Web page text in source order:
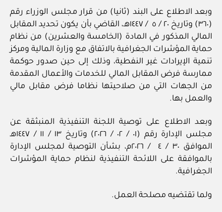
وبعد الاطلاع على البند (ثانيا) من قرار مجلس الوزراء رقم
(٣٦٠) وتاريخ ٢٠ / ‏٥ ‏ / ١٤٤٧هـ، القاضي بأن يكون تحديد المقابل
المالي ‏المذكور في المادة (الخامسة والعشرين) من نظام
حماية المؤشرات الجغرافية بالاتفاق مع وزارة المالية ومركز
تنمية الإيرادات غير النفطية، وذلك إلى حين صدور حوكمة
ممارسة فرض المقابل المالي للخدمات والأعمال المقدمة
من الجهات التي من صلاحيتها نظاما فرض مقابل مالي
والعمل بها.
وبعد الاطلاع على توصية اللجنة التنفيذية المنبثقة عن
مجلس الإدارة رقم (٠١ / ‏٠٢‏‏ / ٢٠٢٦) وتاريخ ١٣ / ‏١١ / ١٤٤٧هـ
الموافق ٣٠ / ‏٤ ‏ / ٢٠٢٦م، بشأن التوصية لمجلس الإدارة
بالموافقة على اللائحة التنفيذية لنظام حماية المؤشرات
الجغرافية.
ولما تقتضيه مصلحة العمل.